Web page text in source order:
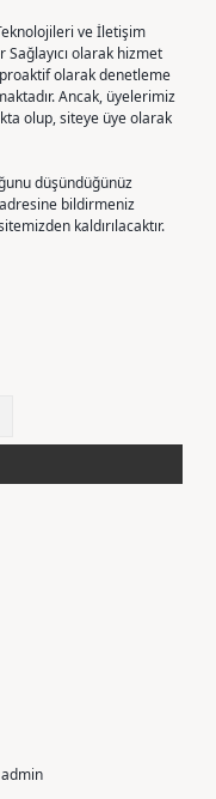
ve İletişim
Sağlayıcı olarak hizmet
olarak denetleme
Ancak, üyelerimiz
olup, siteye üye olarak
düşündüğünüz
adresine bildirmeniz
kaldırılacaktır.
admin